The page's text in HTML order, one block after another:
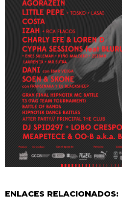
ENLACES RELACIONADOS: